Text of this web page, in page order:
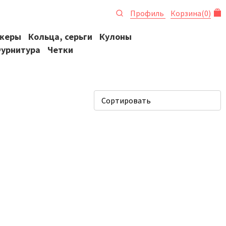
Профиль Корзина(0)
Кольца, серьги
Кулоны
Четки